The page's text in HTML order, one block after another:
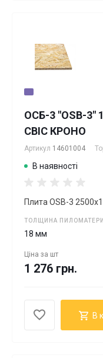
ОСБ-3 "OSB-3"
СВІС КРОНО
Артикул 14601004
В наявності
Плита OSB-3
ТОЛЩИНА
18 мм
Ціна за шт
1 276 грн.
В